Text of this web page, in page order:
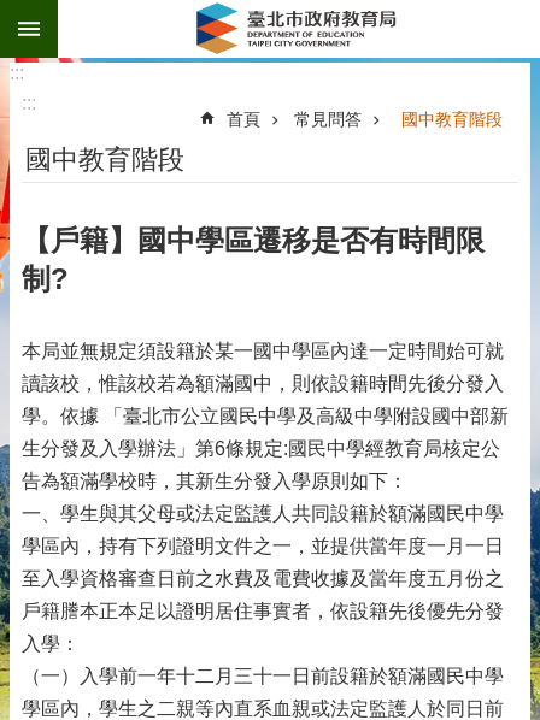
跳到主要內容區塊
:::
:::
首頁 常見問答 國中教育階段
國中教育階段
【戶籍】國中學區遷移是否有時間限
制?
本局並無規定須設籍於某一國中學區內達一定時間始可就
讀該校，惟該校若為額滿國中，則依設籍時間先後分發入
學。依據 「臺北市公立國民中學及高級中學附設國中部新
生分發及入學辦法」第6條規定:國民中學經教育局核定公
告為額滿學校時，其新生分發入學原則如下：
一、學生與其父母或法定監護人共同設籍於額滿國民中學
學區內，持有下列證明文件之一，並提供當年度一月一日
至入學資格審查日前之水費及電費收據及當年度五月份之
戶籍謄本正本足以證明居住事實者，依設籍先後優先分發
入學：
（一）入學前一年十二月三十一日前設籍於額滿國民中學
學區內，學生之二親等內直系血親或法定監護人於同日前